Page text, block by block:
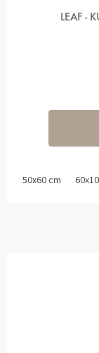
LEAF -
50x60 cm